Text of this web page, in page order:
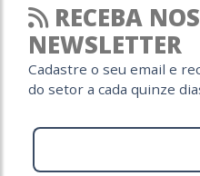
RECEBA
NEWSLETTER
Cadastre o seu email e
do setor a cada quinze